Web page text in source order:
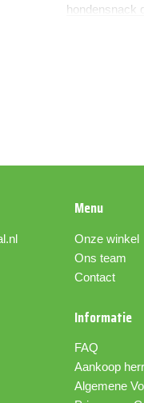
hondensnack
- Bevat geen
- 100% rund
Menu
Onze winkel
Ons team
Contact
Informatie
FAQ
Aankoop
Algemene